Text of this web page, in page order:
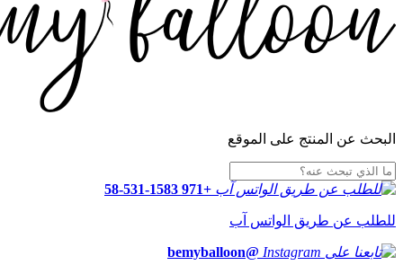
البحث عن المنتج على الموقع
+971 58-531-1583
للطلب عن طريق الواتس آب
@bemyballoon